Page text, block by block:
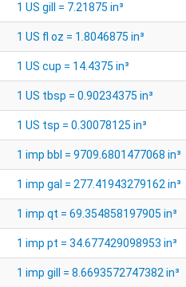
1 US gill = 7.21875 in³
1 US fl oz = 1.8046875 in³
1 US cup = 14.4375 in³
1 US tbsp = 0.90234375 in³
1 US tsp = 0.30078125 in³
1 imp bbl = 9709.6801477068 in³
1 imp gal = 277.41943279162 in³
1 imp qt = 69.354858197905 in³
1 imp pt = 34.677429098953 in³
1 imp gill = 8.6693572747382 in³